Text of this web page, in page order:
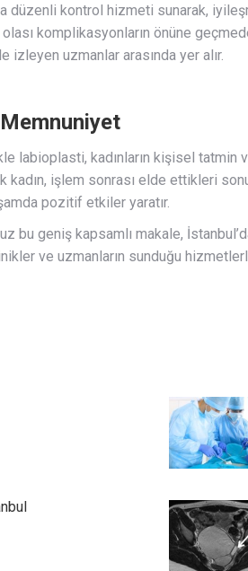
düzenli kontrol hizmeti sunarak,
komplikasyonların önüne
izleyen uzmanlar arasında yer alır.
labioplasti, kadınların kişisel
kadın, işlem sonrası elde ettikleri
pozitif etkiler yaratır.
bu geniş kapsamlı makale,
ve uzmanların sunduğu